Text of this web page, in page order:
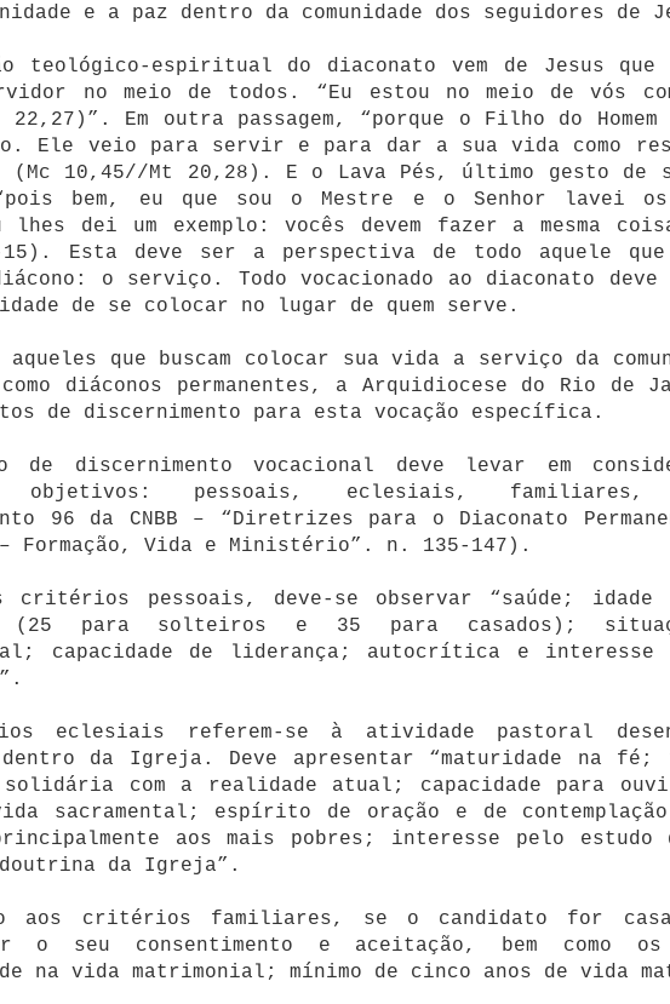
e a paz dentro da comunidade dos seguidores de
teológico-espiritual do diaconato vem de Jesus que
no meio de todos. “Eu estou no meio de vós
Em outra passagem, “porque o Filho do
Ele veio para servir e para dar a sua vida como
(Mc 10,45//Mt 20,28). E o Lava Pés, último gesto de
bem, eu que sou o Mestre e o Senhor lavei
lhes dei um exemplo: vocês devem fazer a mesma
15). Esta deve ser a perspectiva de todo aquele que
o serviço. Todo vocacionado ao diaconato
de se colocar no lugar de quem serve.
aqueles que buscam colocar sua vida a serviço da
diáconos permanentes, a Arquidiocese do Rio de
de discernimento para esta vocação específica.
de discernimento vocacional deve levar em
objetivos: pessoais, eclesiais, familiares,
96 da CNBB – “Diretrizes para o Diaconato
Formação, Vida e Ministério”. n. 135-147).
critérios pessoais, deve-se observar “saúde; idade
(25 para solteiros e 35 para casados);
capacidade de liderança; autocrítica e interesse
eclesiais referem-se à atividade pastoral
dentro da Igreja. Deve apresentar “maturidade na fé;
com a realidade atual; capacidade para
sacramental; espírito de oração e de
aos mais pobres; interesse pelo estudo
doutrina da Igreja”.
aos critérios familiares, se o candidato for
o seu consentimento e aceitação, bem como
na vida matrimonial; mínimo de cinco anos de vida